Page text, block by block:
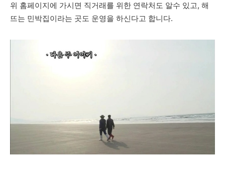
위 홈페이지에 가시면 직거래를 위한 연락처도 알수 있고, 해
뜨는 민박집이라는 곳도 운영을 하신다고 합니다.